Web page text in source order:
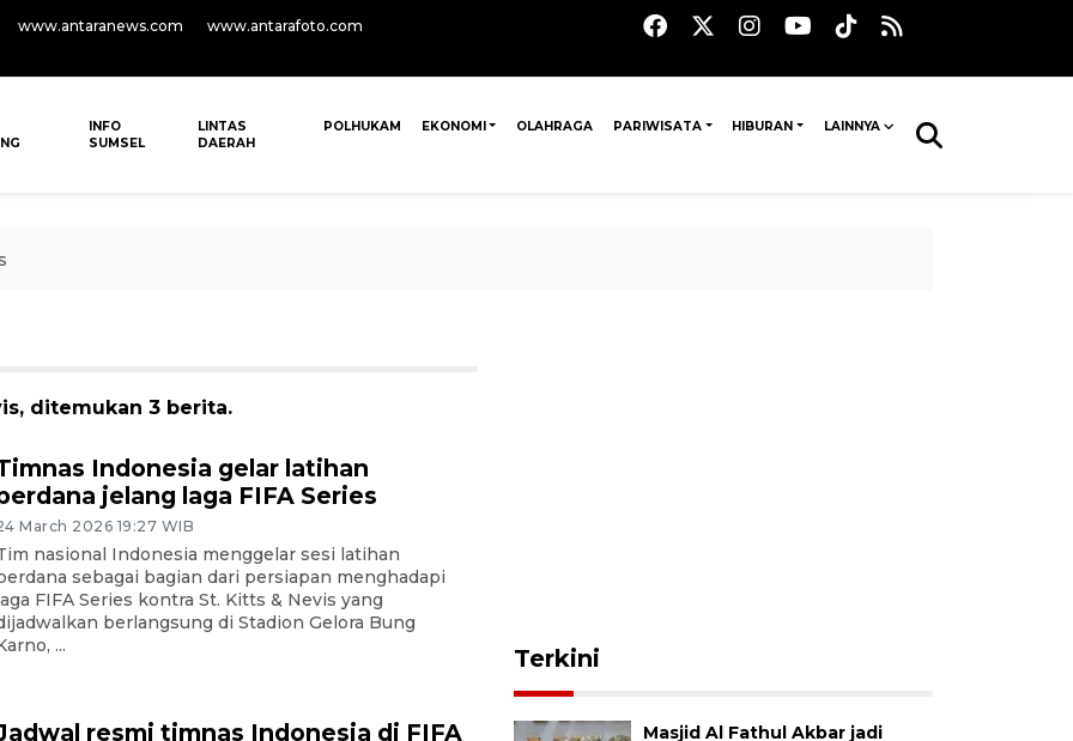
www.antaranews.com www.antarafoto.com
INFO
SUMSEL
LINTAS
DAERAH
POLHUKAM EKONOMI OLAHRAGA PARIWISATA HIBURAN LAINNYA
ditemukan 3 berita.
Indonesia gelar latihan
jelang laga FIFA Series
March 2026 19:27 WIB
nasional Indonesia menggelar sesi latihan
sebagai bagian dari persiapan menghadapi
FIFA Series kontra St. Kitts & Nevis yang
berlangsung di Stadion Gelora Bung
...
resmi timnas Indonesia di FIFA
Terkini
Masjid Al Fathul Akbar jadi